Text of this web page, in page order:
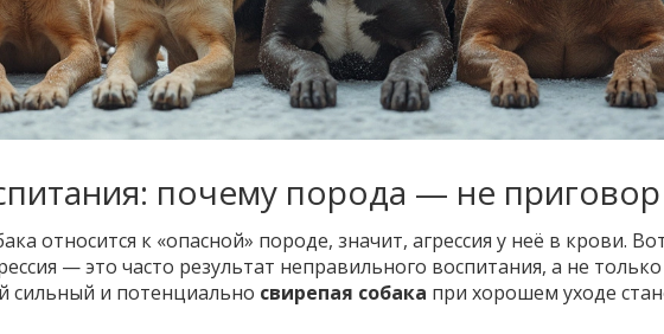
почему порода — не приговор
относится к «опасной» породе, значит, агрессия у неё в крови.
— это часто результат неправильного воспитания, а не только
сильный и потенциально свирепая собака при хорошем уходе